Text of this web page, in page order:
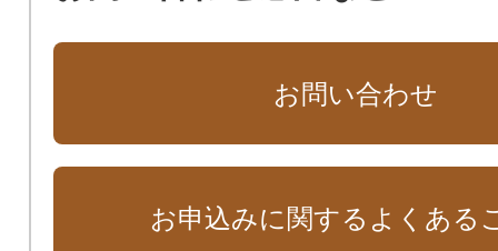
お問い合わせ
お申込みに関するよくある